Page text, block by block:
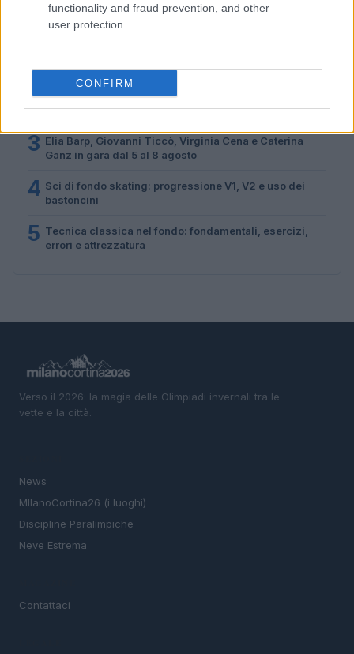
functionality and fraud prevention, and other
user protection.
CONFIRM
PIÙ LETTI
2 Tecnica classica sci di fondo: assetto, spinta,
scivolata e frenata
3 Elia Barp, Giovanni Ticcò, Virginia Cena e Caterina
Ganz in gara dal 5 al 8 agosto
4 Sci di fondo skating: progressione V1, V2 e uso dei
bastoncini
5 Tecnica classica nel fondo: fondamentali, esercizi,
errori e attrezzatura
Verso il 2026: la magia delle Olimpiadi invernali tra le
vette e la città.
News
MIlanoCortina26 (i luoghi)
Discipline Paralimpiche
Neve Estrema
Contattaci